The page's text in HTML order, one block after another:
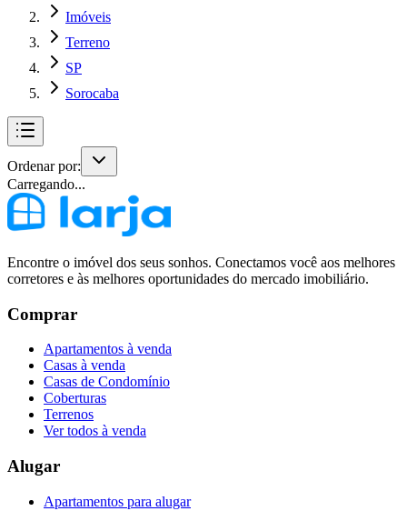
Imóveis
Terreno
SP
Sorocaba
Ordenar por:
Carregando...
Encontre o imóvel dos seus sonhos. Conectamos você aos melhores
corretores e às melhores oportunidades do mercado imobiliário.
Comprar
Apartamentos à venda
Casas à venda
Casas de Condomínio
Coberturas
Terrenos
Ver todos à venda
Alugar
Apartamentos para alugar